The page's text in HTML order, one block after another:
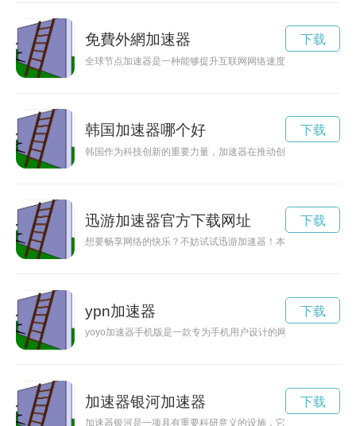
免費外網加速器
全球节点加速器是一种能够提升互联网网络速度和数据传输效
下载
韩国加速器哪个好
韩国作为科技创新的重要力量，加速器在推动创新发展方面发
下载
迅游加速器官方下载网址
想要畅享网络的快乐？不妨试试迅游加速器！本文将为您介绍
下载
ypn加速器
yoyo加速器手机版是一款专为手机用户设计的网络加速工具，
下载
加速器银河加速器
加速器银河是一项具有重要科研意义的设施，它可以加速粒子
下载